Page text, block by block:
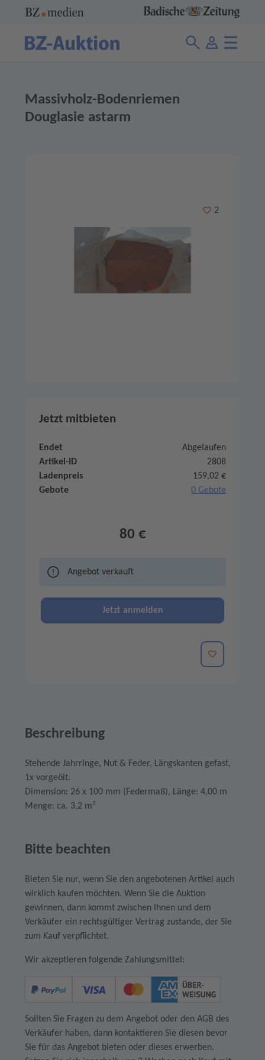
Massivholz-Bodenriemen
Douglasie astarm
Merken
2
Jetzt mitbieten
Endet
Abgelaufen
Artikel-ID
2808
Ladenpreis
159,02 €
Gebote
0 Gebote
80 €
Angebot verkauft
Jetzt anmelden
Merken
Beschreibung
Stehende Jahrringe, Nut & Feder, Längskanten gefast,
1x vorgeölt.
Dimension: 26 x 100 mm (Federmaß), Länge: 4,00 m
Menge: ca. 3,2 m²
Bitte beachten
Bieten Sie nur, wenn Sie den angebotenen Artikel auch
wirklich kaufen möchten. Wenn Sie die Auktion
gewinnen, dann kommt zwischen Ihnen und dem
Verkäufer ein rechtsgültiger Vertrag zustande, der Sie
zum Kauf verpflichtet.
Wir akzeptieren folgende Zahlungsmittel:
Sollten Sie Fragen zu dem Angebot oder den AGB des
Verkäufer haben, dann kontaktieren Sie diesen bevor
Sie für das Angebot bieten oder dieses erwerben.